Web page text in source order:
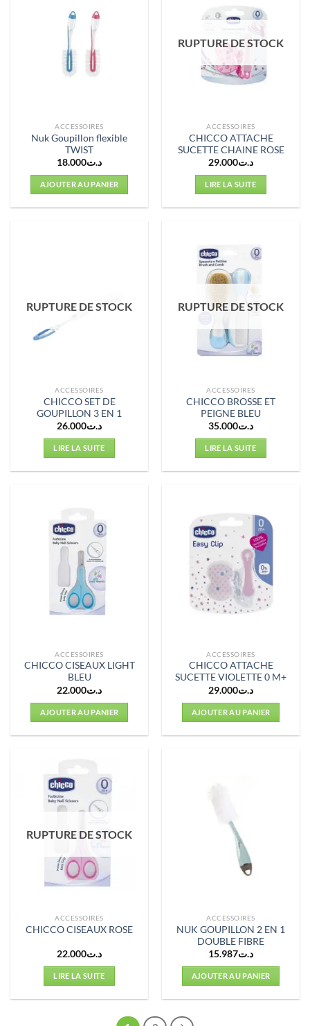
ACCESSOIRES
Nuk Goupillon flexible
TWIST
د.ت18.000
AJOUTER AU PANIER
RUPTURE DE STOCK
ACCESSOIRES
CHICCO ATTACHE
SUCETTE CHAINE ROSE
د.ت29.000
LIRE LA SUITE
RUPTURE DE STOCK
ACCESSOIRES
CHICCO SET DE
GOUPILLON 3 EN 1
د.ت26.000
LIRE LA SUITE
RUPTURE DE STOCK
ACCESSOIRES
CHICCO BROSSE ET
PEIGNE BLEU
د.ت35.000
LIRE LA SUITE
ACCESSOIRES
CHICCO CISEAUX LIGHT
BLEU
د.ت22.000
AJOUTER AU PANIER
ACCESSOIRES
CHICCO ATTACHE
SUCETTE VIOLETTE 0 M+
د.ت29.000
AJOUTER AU PANIER
RUPTURE DE STOCK
ACCESSOIRES
CHICCO CISEAUX ROSE
د.ت22.000
LIRE LA SUITE
ACCESSOIRES
NUK GOUPILLON 2 EN 1
DOUBLE FIBRE
د.ت15.987
AJOUTER AU PANIER